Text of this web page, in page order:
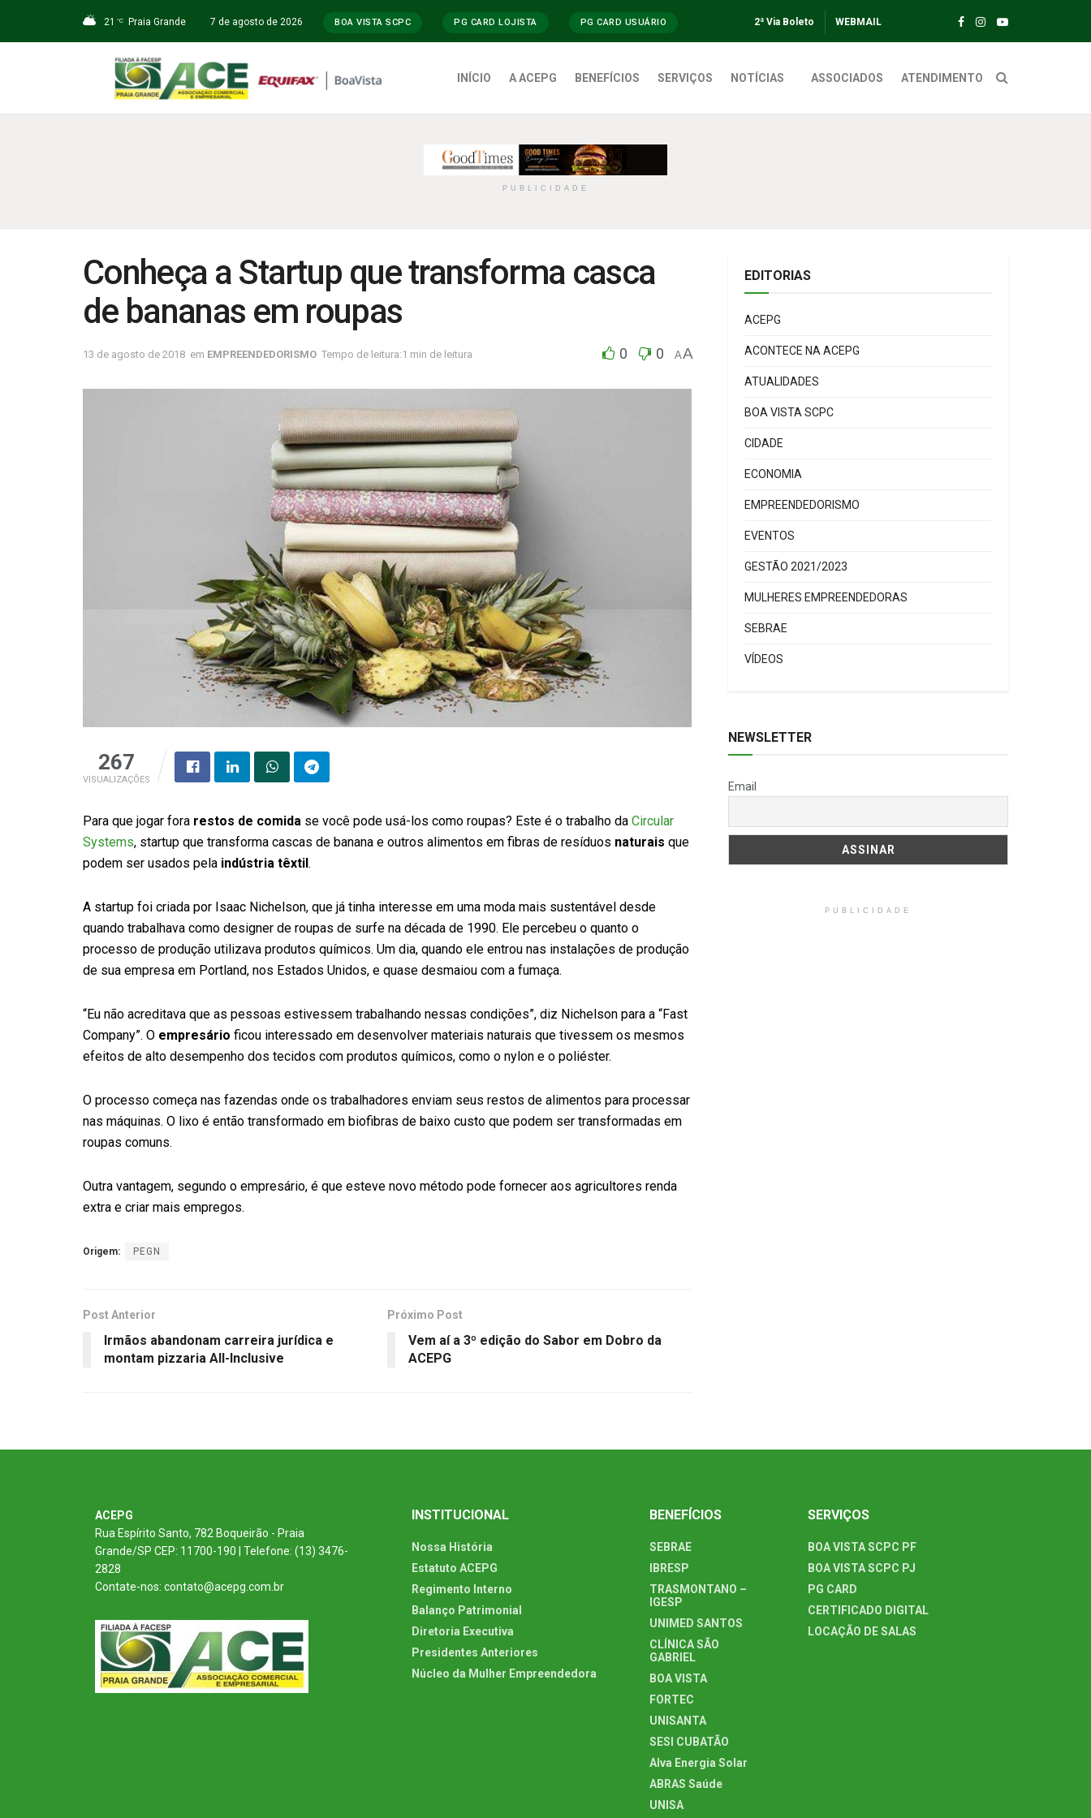
21 °C Praia Grande 7 de agosto de 2026 BOA VISTA SCPC PG CARD LOJISTA PG CARD USUÁRIO 2ª Via Boleto WEBMAIL
INÍCIO A ACEPG BENEFÍCIOS SERVIÇOS NOTÍCIAS ASSOCIADOS ATENDIMENTO
PUBLICIDADE
Conheça a Startup que transforma casca
de bananas em roupas
13 de agosto de 2018 em EMPREENDEDORISMO Tempo de leitura:1 min de leitura 0 0 AA
267
VISUALIZAÇÕES
Para que jogar fora restos de comida se você pode usá-los como roupas? Este é o trabalho da Circular
Systems, startup que transforma cascas de banana e outros alimentos em fibras de resíduos naturais que
podem ser usados pela indústria têxtil.
A startup foi criada por Isaac Nichelson, que já tinha interesse em uma moda mais sustentável desde
quando trabalhava como designer de roupas de surfe na década de 1990. Ele percebeu o quanto o
processo de produção utilizava produtos químicos. Um dia, quando ele entrou nas instalações de produção
de sua empresa em Portland, nos Estados Unidos, e quase desmaiou com a fumaça.
“Eu não acreditava que as pessoas estivessem trabalhando nessas condições”, diz Nichelson para a “Fast
Company”. O empresário ficou interessado em desenvolver materiais naturais que tivessem os mesmos
efeitos de alto desempenho dos tecidos com produtos químicos, como o nylon e o poliéster.
O processo começa nas fazendas onde os trabalhadores enviam seus restos de alimentos para processar
nas máquinas. O lixo é então transformado em biofibras de baixo custo que podem ser transformadas em
roupas comuns.
Outra vantagem, segundo o empresário, é que esteve novo método pode fornecer aos agricultores renda
extra e criar mais empregos.
Origem: PEGN
Post Anterior
Irmãos abandonam carreira jurídica e
montam pizzaria All-Inclusive
Próximo Post
Vem aí a 3º edição do Sabor em Dobro da
ACEPG
EDITORIAS
ACEPG
ACONTECE NA ACEPG
ATUALIDADES
BOA VISTA SCPC
CIDADE
ECONOMIA
EMPREENDEDORISMO
EVENTOS
GESTÃO 2021/2023
MULHERES EMPREENDEDORAS
SEBRAE
VÍDEOS
NEWSLETTER
Email
PUBLICIDADE
ACEPG
Rua Espírito Santo, 782 Boqueirão - Praia
Grande/SP CEP: 11700-190 | Telefone: (13) 3476-
2828
Contate-nos: contato@acepg.com.br
INSTITUCIONAL
Nossa História
Estatuto ACEPG
Regimento Interno
Balanço Patrimonial
Diretoria Executiva
Presidentes Anteriores
Núcleo da Mulher Empreendedora
BENEFÍCIOS
SEBRAE
IBRESP
TRASMONTANO –
IGESP
UNIMED SANTOS
CLÍNICA SÃO
GABRIEL
BOA VISTA
FORTEC
UNISANTA
SESI CUBATÃO
Alva Energia Solar
ABRAS Saúde
UNISA
SERVIÇOS
BOA VISTA SCPC PF
BOA VISTA SCPC PJ
PG CARD
CERTIFICADO DIGITAL
LOCAÇÃO DE SALAS